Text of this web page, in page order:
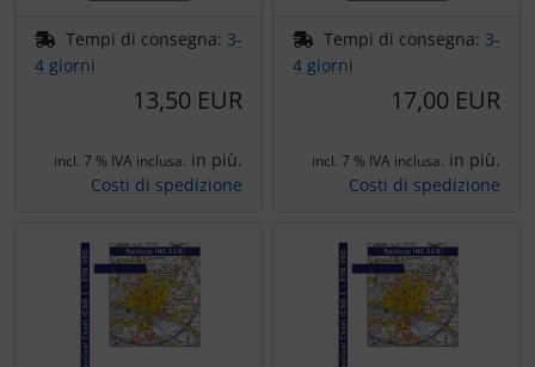
Tempi di consegna: 3-
4 giorni
13,50 EUR
incl. 7 % IVA inclusa. in più.
Costi di spedizione
Tempi di consegna: 3-
4 giorni
17,00 EUR
incl. 7 % IVA inclusa. in più.
Costi di spedizione